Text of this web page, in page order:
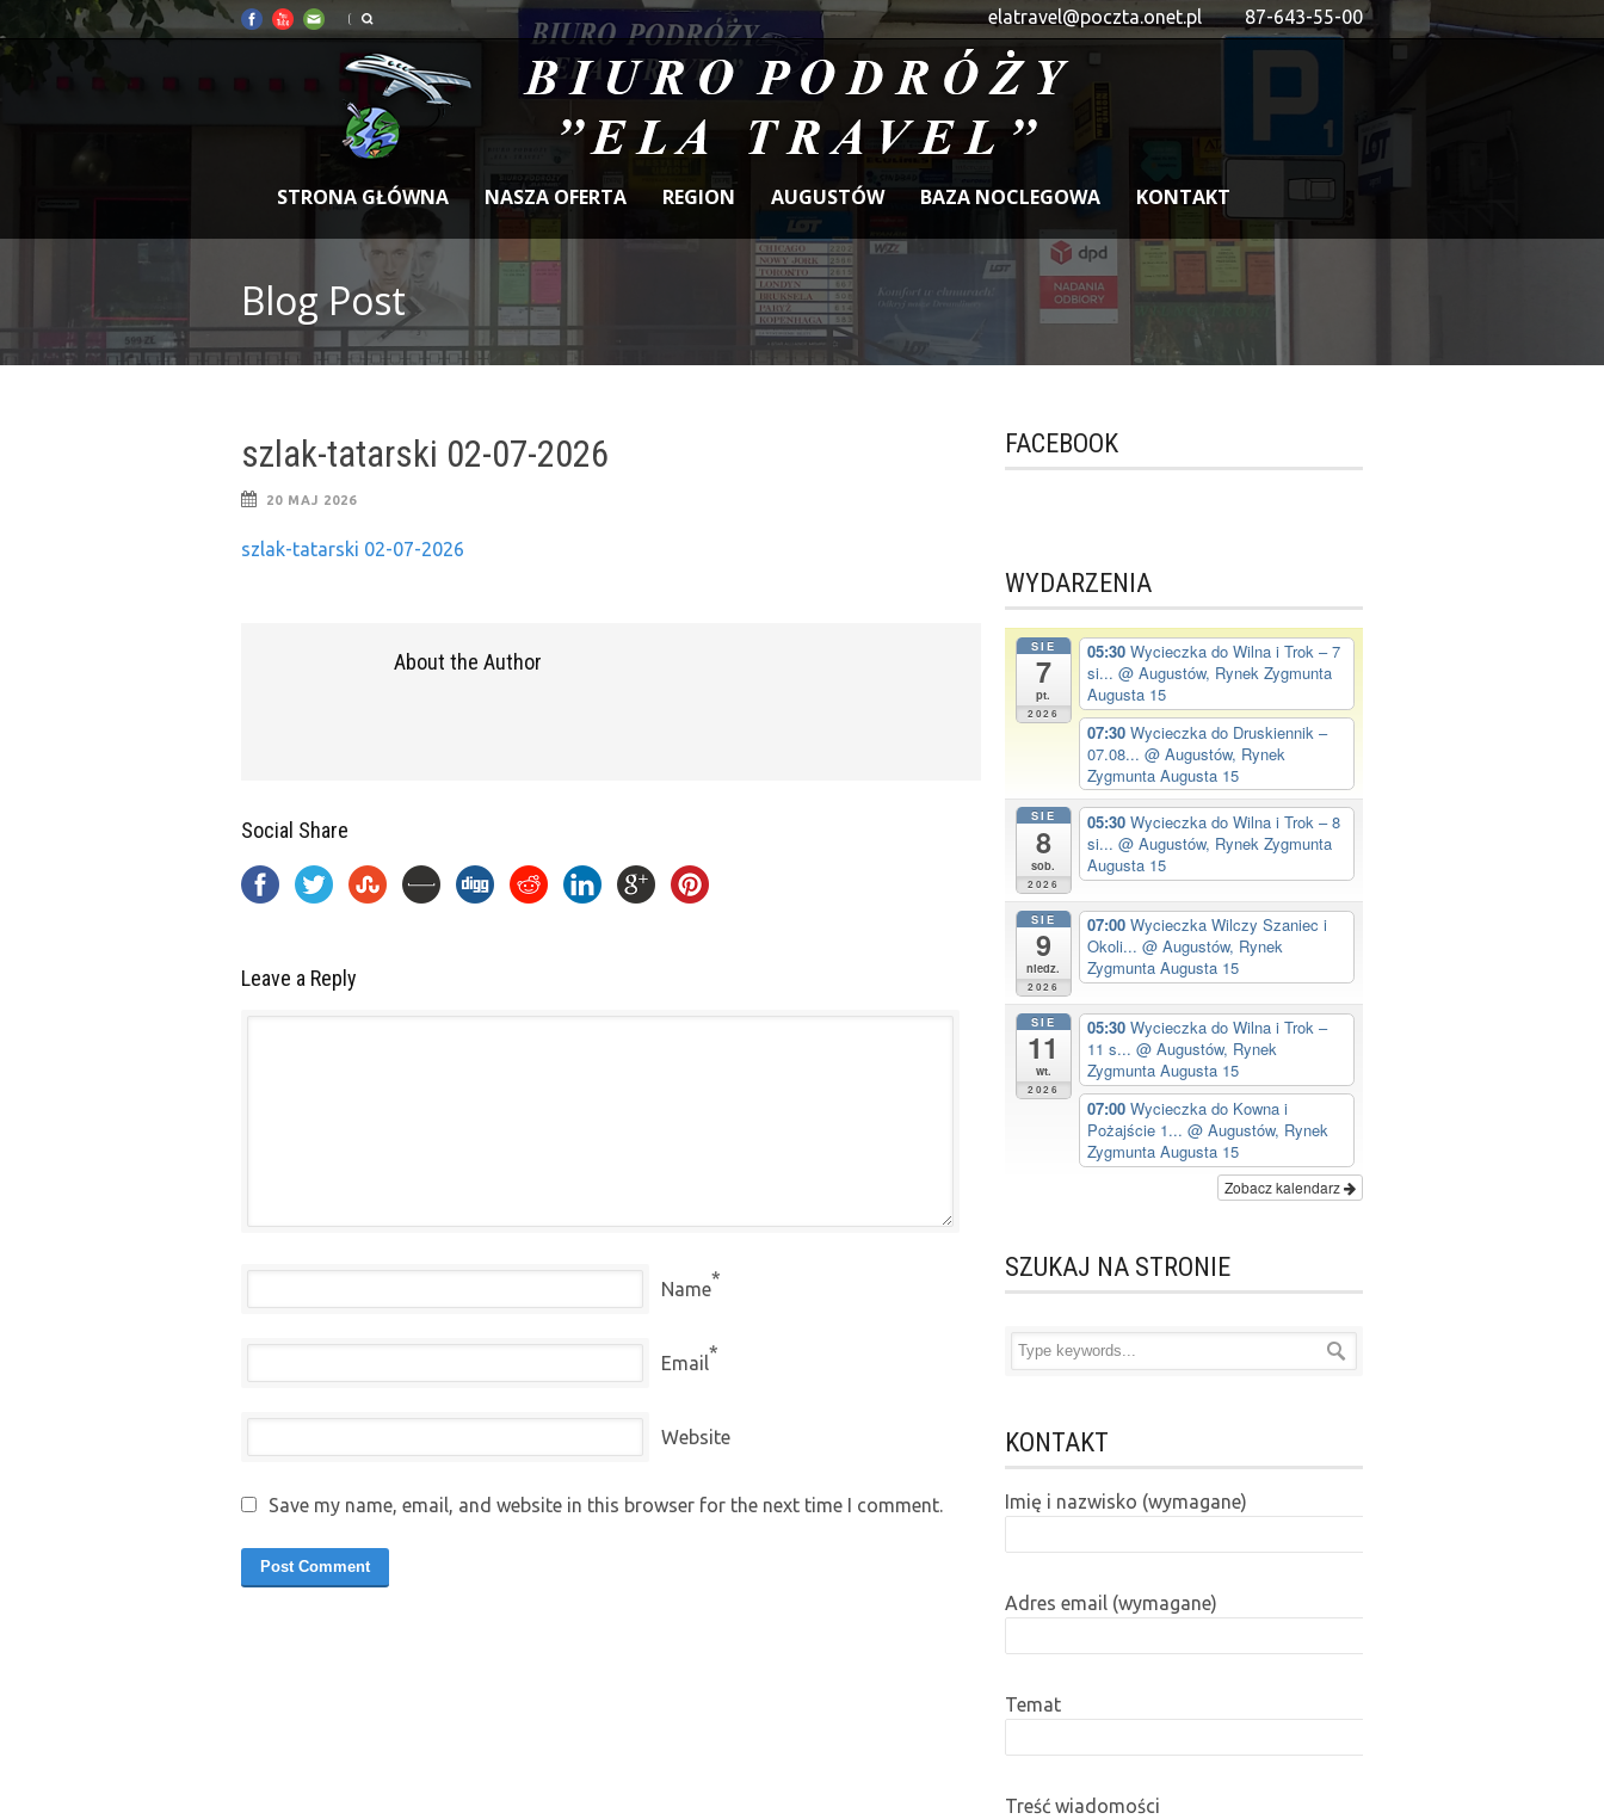
elatravel@poczta.onet.pl 87-643-55-00
STRONA GŁÓWNA NASZA OFERTA REGION AUGUSTÓW BAZA NOCLEGOWA KONTAKT
Blog Post
szlak-tatarski 02-07-2026
20 MAJ 2026
szlak-tatarski 02-07-2026
About the Author
Social Share
Leave a Reply
Name*
Email*
Website
Save my name, email, and website in this browser for the next time I comment.
FACEBOOK
WYDARZENIA
SIE
7
pt.
2026
05:30 Wycieczka do Wilna i Trok – 7
si... @ Augustów, Rynek Zygmunta
Augusta 15
07:30 Wycieczka do Druskiennik –
07.08... @ Augustów, Rynek
Zygmunta Augusta 15
SIE
8
sob.
2026
05:30 Wycieczka do Wilna i Trok – 8
si... @ Augustów, Rynek Zygmunta
Augusta 15
SIE
9
niedz.
2026
07:00 Wycieczka Wilczy Szaniec i
Okoli... @ Augustów, Rynek
Zygmunta Augusta 15
SIE
11
wt.
2026
05:30 Wycieczka do Wilna i Trok –
11 s... @ Augustów, Rynek
Zygmunta Augusta 15
07:00 Wycieczka do Kowna i
Pożajście 1... @ Augustów, Rynek
Zygmunta Augusta 15
Zobacz kalendarz
SZUKAJ NA STRONIE
KONTAKT
Imię i nazwisko (wymagane)
Adres email (wymagane)
Temat
Treść wiadomości